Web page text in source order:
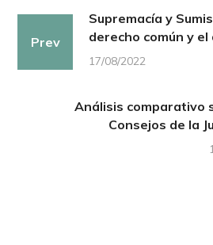
Prev
Supremacía y
derecho común y el
17/08/2022
Análisis comparativo
Consejos de la